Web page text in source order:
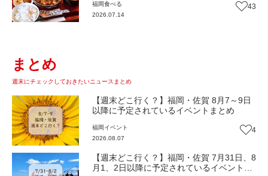
【まち歩き】
福岡食べる
2026.07.14
43
まとめ
週末にチェックしておきたいニュースまとめ
【週末どこ行く？】福岡・佐賀 8月7～9日
以降に予定されているイベントまとめ
福岡 イベント
2026.08.07
4
【週末どこ行く？】福岡・佐賀 7月31日、8
月1、2日以降に予定されているイベントま